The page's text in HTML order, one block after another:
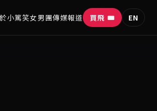
小篤笑女男團傳媒報道 買飛 🎟 EN